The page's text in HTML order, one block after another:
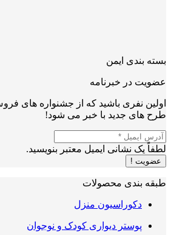
بسته بندی ایمن
عضویت در خبرنامه
اولین نفری باشید که از جشنواره های
طرح های جدید با خبر می شود!
لطفاً یک نشانی ایمیل معتبر بنویسید.
عضویت !
طبقه بندی محصولات
دکوراسیون منزل
پوستر دیواری کودک و نوجوان